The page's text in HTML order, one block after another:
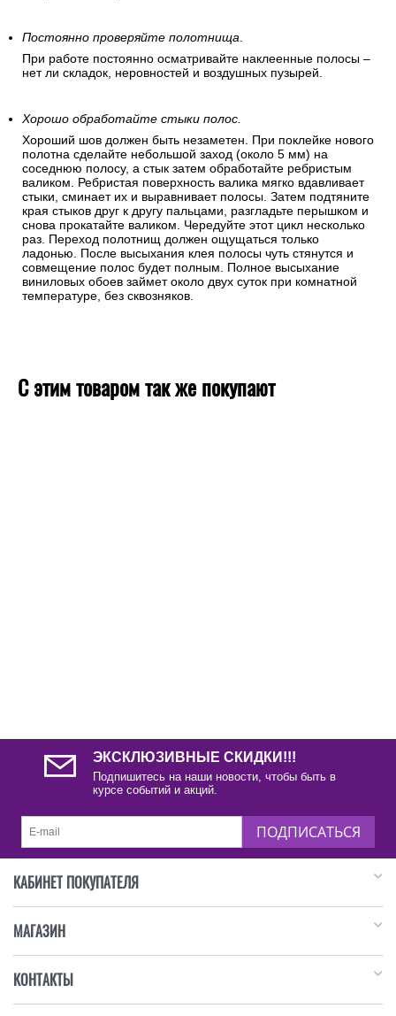
Постоянно проверяйте полотнища.
При работе постоянно осматривайте наклеенные полосы –
нет ли складок, неровностей и воздушных пузырей.
Хорошо обработайте стыки полос.
Хороший шов должен быть незаметен. При поклейке нового
полотна сделайте небольшой заход (около 5 мм) на
соседнюю полосу, а стык затем обработайте ребристым
валиком. Ребристая поверхность валика мягко вдавливает
стыки, сминает их и выравнивает полосы. Затем подтяните
края стыков друг к другу пальцами, разгладьте перышком и
снова прокатайте валиком. Чередуйте этот цикл несколько
раз. Переход полотнищ должен ощущаться только
ладонью. После высыхания клея полосы чуть стянутся и
совмещение полос будет полным. Полное высыхание
виниловых обоев займет около двух суток при комнатной
температуре, без сквозняков.
С этим товаром так же покупают
ЭКСКЛЮЗИВНЫЕ СКИДКИ!!!
Подпишитесь на наши новости, чтобы быть в
курсе событий и акций.
ПОДПИСАТЬСЯ
КАБИНЕТ ПОКУПАТЕЛЯ
МАГАЗИН
КОНТАКТЫ